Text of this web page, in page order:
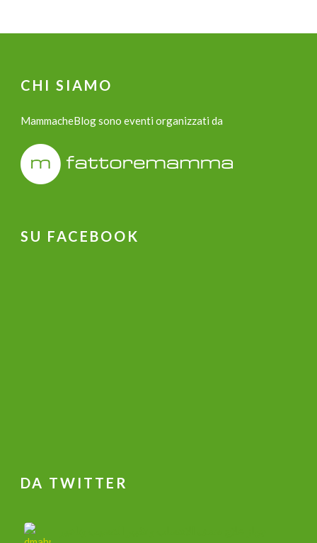
CHI SIAMO
MammacheBlog sono eventi organizzati da
SU FACEBOOK
DA TWITTER